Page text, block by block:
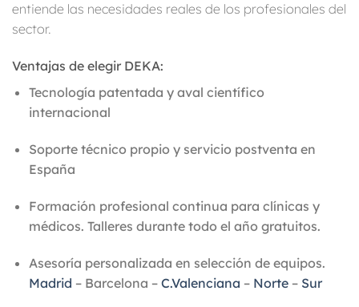
entiende las necesidades reales de los profesionales del
sector.
Ventajas de elegir DEKA:
Tecnología patentada y aval científico
internacional
Soporte técnico propio y servicio postventa en
España
Formación profesional continua para clínicas y
médicos. Talleres durante todo el año gratuitos.
Asesoría personalizada en selección de equipos.
Madrid – Barcelona – C.Valenciana – Norte– Sur